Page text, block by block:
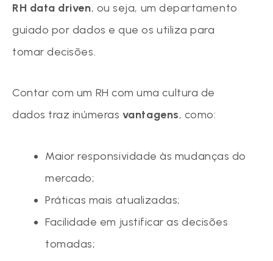
RH data driven, ou seja, um departamento
guiado por dados e que os utiliza para
tomar decisões.
Contar com um RH com uma cultura de
dados traz inúmeras vantagens, como:
Maior responsividade às mudanças do
mercado;
Práticas mais atualizadas;
Facilidade em justificar as decisões
tomadas;